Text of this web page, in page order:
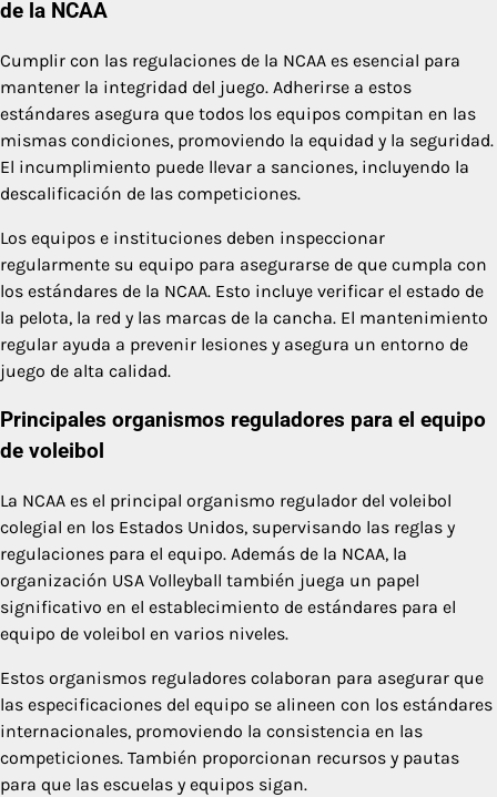
de la NCAA
Cumplir con las regulaciones de la NCAA es esencial para
mantener la integridad del juego. Adherirse a estos
estándares asegura que todos los equipos compitan en las
mismas condiciones, promoviendo la equidad y la seguridad.
El incumplimiento puede llevar a sanciones, incluyendo la
descalificación de las competiciones.
Los equipos e instituciones deben inspeccionar
regularmente su equipo para asegurarse de que cumpla con
los estándares de la NCAA. Esto incluye verificar el estado de
la pelota, la red y las marcas de la cancha. El mantenimiento
regular ayuda a prevenir lesiones y asegura un entorno de
juego de alta calidad.
Principales organismos reguladores para el equipo
de voleibol
La NCAA es el principal organismo regulador del voleibol
colegial en los Estados Unidos, supervisando las reglas y
regulaciones para el equipo. Además de la NCAA, la
organización USA Volleyball también juega un papel
significativo en el establecimiento de estándares para el
equipo de voleibol en varios niveles.
Estos organismos reguladores colaboran para asegurar que
las especificaciones del equipo se alineen con los estándares
internacionales, promoviendo la consistencia en las
competiciones. También proporcionan recursos y pautas
para que las escuelas y equipos sigan.